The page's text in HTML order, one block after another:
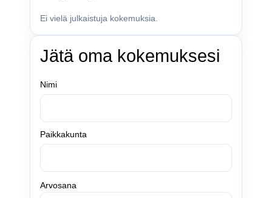
Ei vielä julkaistuja kokemuksia.
Jätä oma kokemuksesi
Nimi
Paikkakunta
Arvosana